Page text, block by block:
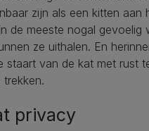
zijn als een kitten aan
de meeste nogal gevoelig
ze uithalen. En
staart van de kat met rust
privacy